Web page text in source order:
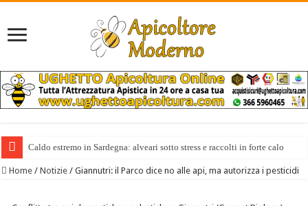
Caldo estremo in Sardegna: alveari sotto stress e raccolti in forte calo
Home / Notizie / Giannutri: il Parco dice no alle api, ma autorizza i pesticidi